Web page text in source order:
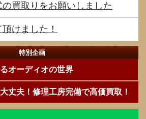
買取りをお願いしました
けました！
特別企画
オーディオの世界
丈夫！修理工房完備で高価買取！